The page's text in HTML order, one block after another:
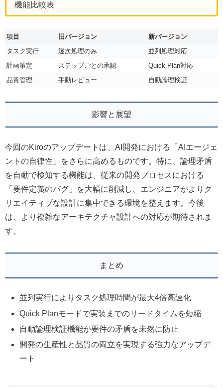
機能比較表
項目 旧バージョン
新バージョン
タスク実行
逐次処理のみ
並列処理対応
計画策定
ステップごとの承認
Quick Plan対応
品質管理
手動レビュー 自動論理検証
影響と展望
今回のKiroのアップデートは、AI開発における「AIエージェ
ントの自律性」をさらに高めるものです。特に、論理矛盾
を自動で検知する機能は、従来の開発プロセスにおける
「要件定義のバグ」を大幅に削減し、エンジニアがよりク
リエイティブな設計に集中できる環境を整えます。今後
は、より複雑なアーキテクチャ設計への対応が期待されま
す。
まとめ
並列実行によりタスク処理時間が最大4倍高速化
Quick Planモードで実装までのリードタイムを短縮
自動論理検証機能が要件の矛盾を未然に防止
開発の生産性と品質の両立を実現する強力なアップデ
ート